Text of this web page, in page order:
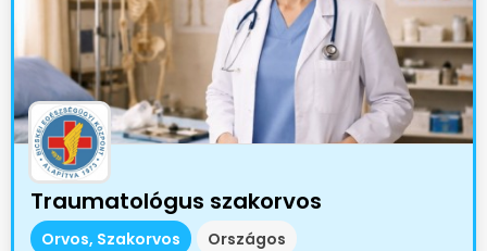
Traumatológus szakorvos
Orvos, Szakorvos Országos